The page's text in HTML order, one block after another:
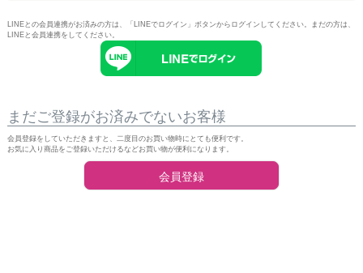
LINEとの会員連携がお済みの方は、「LINEでログイン」ボタンからログインしてください。まだの方は、
LINEと会員連携 をしてください。
まだご登録がお済みでないお客様
会員登録をしていただきますと、二度目のお買い物時にとても便利です。
お気に入り商品をご登録いただけるなどお買い物が便利になります。
会員登録